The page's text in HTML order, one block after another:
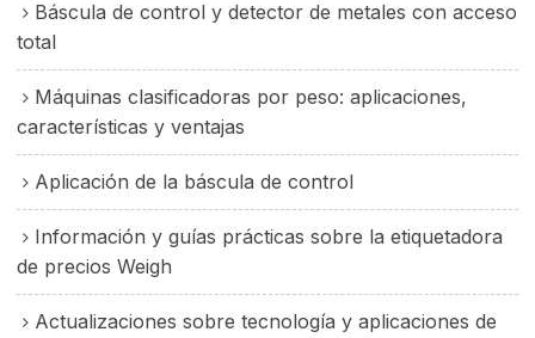
Báscula de control y detector de metales con acceso
total
Máquinas clasificadoras por peso: aplicaciones,
características y ventajas
Aplicación de la báscula de control
Información y guías prácticas sobre la etiquetadora
de precios Weigh
Actualizaciones sobre tecnología y aplicaciones de